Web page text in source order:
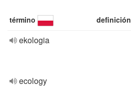
término definición
ekologia
ecology